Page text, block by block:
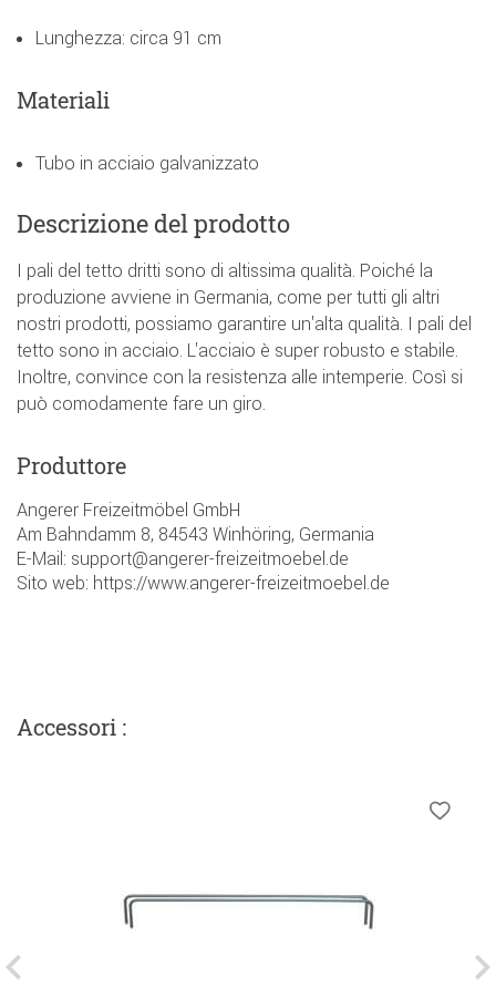
Lunghezza: circa 91 cm
Materiali
Tubo in acciaio galvanizzato
Descrizione del prodotto
I pali del tetto dritti sono di altissima qualità. Poiché la
produzione avviene in Germania, come per tutti gli altri
nostri prodotti, possiamo garantire un'alta qualità. I pali del
tetto sono in acciaio. L'acciaio è super robusto e stabile.
Inoltre, convince con la resistenza alle intemperie. Così si
può comodamente fare un giro.
Produttore
Angerer Freizeitmöbel GmbH
Am Bahndamm 8, 84543 Winhöring, Germania
E-Mail: support@angerer-freizeitmoebel.de
Sito web: https://www.angerer-freizeitmoebel.de
Accessori :